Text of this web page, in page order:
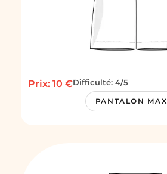
Prix: 10 €Difficulté: 4/5
PANTALON MAX